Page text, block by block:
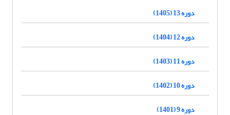
دوره 13 (1405)
دوره 12 (1404)
دوره 11 (1403)
دوره 10 (1402)
دوره 9 (1401)